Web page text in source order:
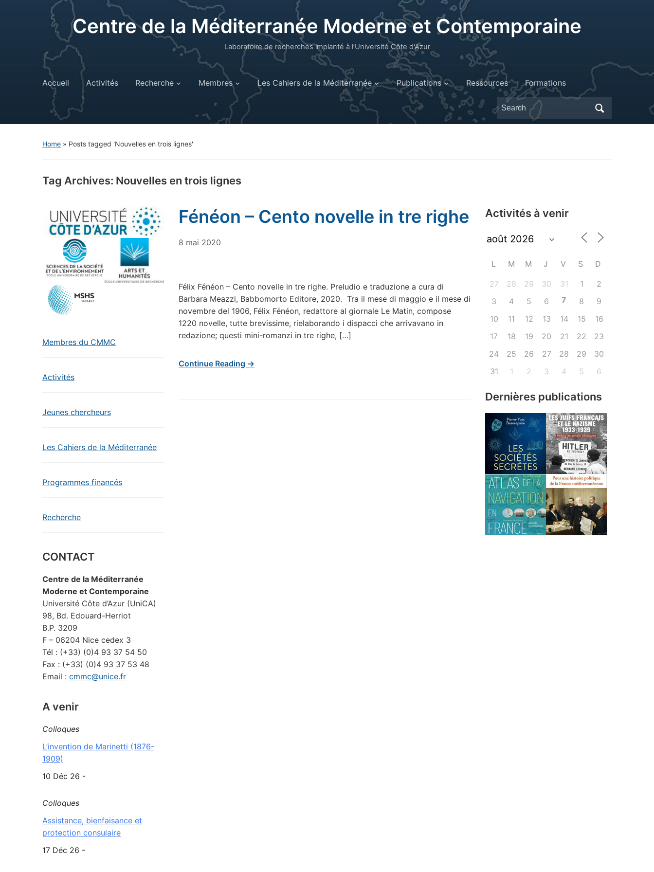
Centre de la Méditerranée Moderne et Contemporaine
Laboratoire de recherches implanté à l’Université Côte d'Azur
Accueil Activités Recherche Membres Les Cahiers de la Méditerranée Publications Ressources Formations
Search
for:
Home » Posts tagged 'Nouvelles en trois lignes'
Tag Archives: Nouvelles en trois lignes
Membres du CMMC
Activités
Jeunes chercheurs
Les Cahiers de la Méditerranée
Programmes financés
Recherche
CONTACT
Centre de la Méditerranée
Moderne et Contemporaine
Université Côte d’Azur (UniCA)
98, Bd. Edouard-Herriot
B.P. 3209
F – 06204 Nice cedex 3
Tél : (+33) (0)4 93 37 54 50
Fax : (+33) (0)4 93 37 53 48
Email : cmmc@unice.fr
A venir
Colloques
L’invention de Marinetti (1876-
1909)
10 Déc 26 -
Colloques
Assistance, bienfaisance et
protection consulaire
17 Déc 26 -
Fénéon – Cento novelle in tre righe
8 mai 2020
Félix Fénéon – Cento novelle in tre righe. Preludio e traduzione a cura di
Barbara Meazzi, Babbomorto Editore, 2020. Tra il mese di maggio e il mese di
novembre del 1906, Félix Fénéon, redattore al giornale Le Matin, compose
1220 novelle, tutte brevissime, rielaborando i dispacci che arrivavano in
redazione; questi mini-romanzi in tre righe, […]
Continue Reading →
Activités à venir
L M M J V S D
27 28 29 30 31 1
2
3
4 5 6 7 8
9
10
11 12 13 14 15
16
17
18 19 20 21 22
23
24
25 26 27 28 29
30
31
1 2 3 4 5 6
Dernières publications